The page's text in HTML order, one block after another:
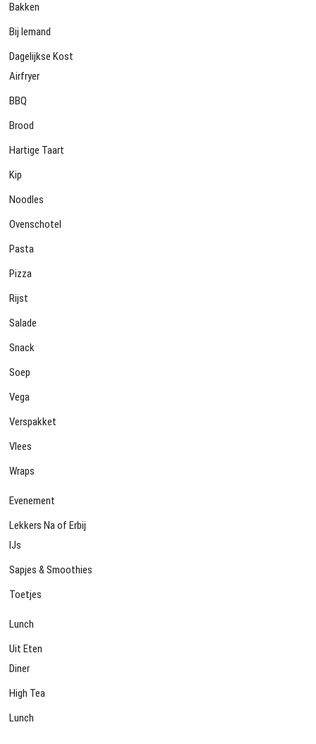
Bakken
Bij Iemand
Dagelijkse Kost
Airfryer
BBQ
Brood
Hartige Taart
Kip
Noodles
Ovenschotel
Pasta
Pizza
Rijst
Salade
Snack
Soep
Vega
Verspakket
Vlees
Wraps
Evenement
Lekkers Na of Erbij
IJs
Sapjes & Smoothies
Toetjes
Lunch
Uit Eten
Diner
High Tea
Lunch